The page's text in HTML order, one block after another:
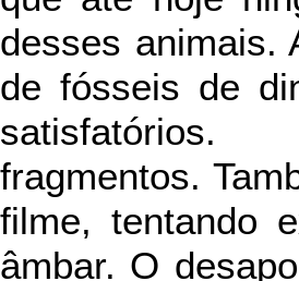
desses animais.
de fósseis de
fragmentos.
filme, tentando
âmbar. O